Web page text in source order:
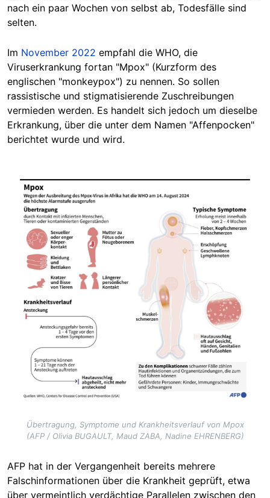
nach ein paar Wochen von selbst ab, Todesfälle sind
selten.
Im November 2022 empfahl die WHO, die
Viruserkrankung fortan "Mpox" (Kurzform des
englischen "monkeypox") zu nennen. So sollen
rassistische und stigmatisierende Zuschreibungen
vermieden werden. Es handelt sich jedoch um dieselbe
Erkrankung, über die unter dem Namen "Affenpocken"
berichtet wurde und wird.
Image
Übertragung, Symptome und Krankheitsverlauf von Mpox
(AFP / Olivia BUGAULT, Maud ZABA, Nadine EHRENBERG)
AFP hat in der Vergangenheit bereits mehrere
Falschinformationen über die Krankheit geprüft, etwa
über vermeintlich verdächtige Parallelen zwischen den